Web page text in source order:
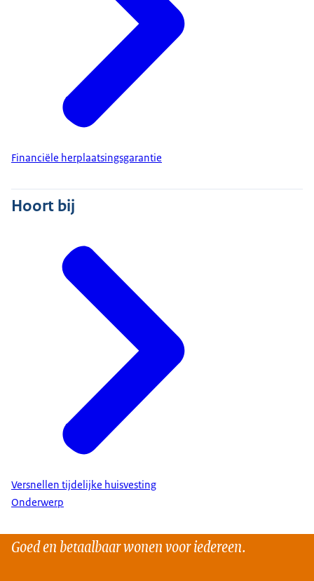
Financiële herplaatsingsgarantie
Hoort bij
Versnellen tijdelijke huisvesting
Onderwerp
Goed en betaalbaar wonen voor iedereen.